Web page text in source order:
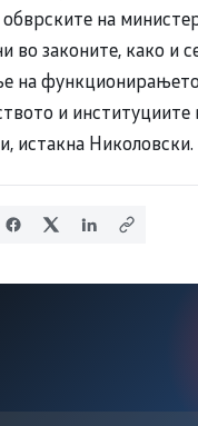
на
во законите, како и
на
и институциите
истакна Николовски.